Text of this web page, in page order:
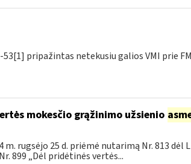
pripažintas netekusiu galios VMI prie
mokesčio grąžinimo užsienio
rugsėjo 25 d. priėmė nutarimą Nr. 813 dėl
899 „Dėl pridėtinės vertės...